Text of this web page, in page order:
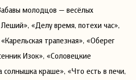
молодцов — весёлых
«Делу время, потехи час»,
трапезная», «Оберег
Изок», «Соловецкие
краше», «Что есть в печи,